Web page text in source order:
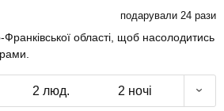
подарували 24 рази
Франківської області, щоб насолодитись
2 люд. 2 ночі